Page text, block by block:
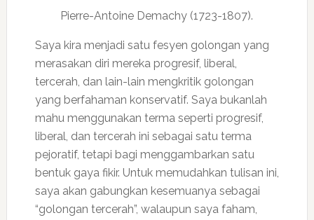
Pierre-Antoine Demachy (1723-1807).
Saya kira menjadi satu fesyen golongan yang
merasakan diri mereka progresif, liberal,
tercerah, dan lain-lain mengkritik golongan
yang berfahaman konservatif. Saya bukanlah
mahu menggunakan terma seperti progresif,
liberal, dan tercerah ini sebagai satu terma
pejoratif, tetapi bagi menggambarkan satu
bentuk gaya fikir. Untuk memudahkan tulisan ini,
saya akan gabungkan kesemuanya sebagai
“golongan tercerah”, walaupun saya faham,